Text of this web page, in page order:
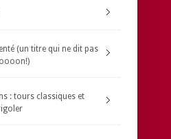
(un titre qui ne dit pas
: tours classiques et